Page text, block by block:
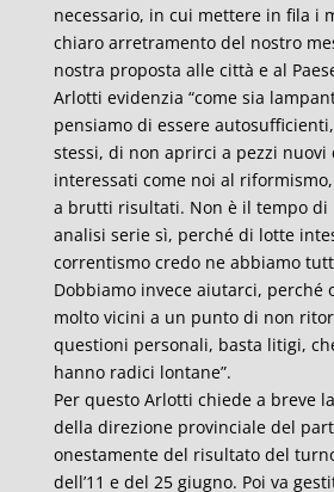
necessario, in cui mettere in fila i
chiaro arretramento del nostro
nostra proposta alle città e al
Arlotti evidenzia “come sia
pensiamo di essere
stessi, di non aprirci a pezzi nuovi
interessati come noi al
a brutti risultati. Non è il tempo di
analisi serie sì, perché di lotte
correntismo credo ne abbiamo
Dobbiamo invece aiutarci, perché
molto vicini a un punto di non
questioni personali, basta litigi,
hanno radici lontane”.
Per questo Arlotti chiede a breve
della direzione provinciale del
onestamente del risultato del
dell’11 e del 25 giugno. Poi va